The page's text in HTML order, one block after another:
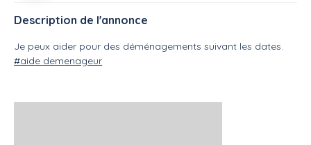
Description de l'annonce
Je peux aider pour des déménagements suivant les dates.
#aide demenageur